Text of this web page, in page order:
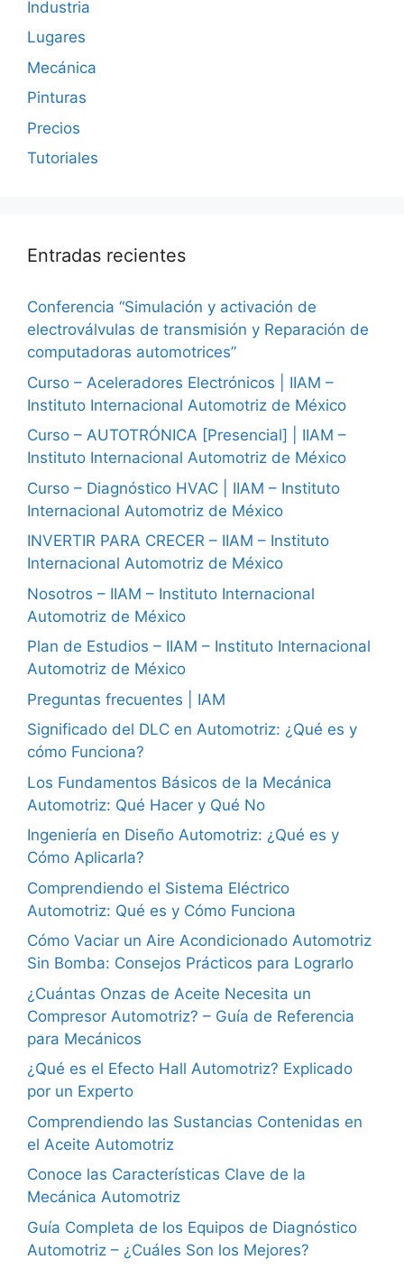
Industria
Lugares
Mecánica
Pinturas
Precios
Tutoriales
Entradas recientes
Conferencia “Simulación y activación de
electroválvulas de transmisión y Reparación de
computadoras automotrices”
Curso – Aceleradores Electrónicos | IIAM –
Instituto Internacional Automotriz de México
Curso – AUTOTRÓNICA [Presencial] | IIAM –
Instituto Internacional Automotriz de México
Curso – Diagnóstico HVAC | IIAM – Instituto
Internacional Automotriz de México
INVERTIR PARA CRECER – IIAM – Instituto
Internacional Automotriz de México
Nosotros – IIAM – Instituto Internacional
Automotriz de México
Plan de Estudios – IIAM – Instituto Internacional
Automotriz de México
Preguntas frecuentes | IAM
Significado del DLC en Automotriz: ¿Qué es y
cómo Funciona?
Los Fundamentos Básicos de la Mecánica
Automotriz: Qué Hacer y Qué No
Ingeniería en Diseño Automotriz: ¿Qué es y
Cómo Aplicarla?
Comprendiendo el Sistema Eléctrico
Automotriz: Qué es y Cómo Funciona
Cómo Vaciar un Aire Acondicionado Automotriz
Sin Bomba: Consejos Prácticos para Lograrlo
¿Cuántas Onzas de Aceite Necesita un
Compresor Automotriz? – Guía de Referencia
para Mecánicos
¿Qué es el Efecto Hall Automotriz? Explicado
por un Experto
Comprendiendo las Sustancias Contenidas en
el Aceite Automotriz
Conoce las Características Clave de la
Mecánica Automotriz
Guía Completa de los Equipos de Diagnóstico
Automotriz – ¿Cuáles Son los Mejores?